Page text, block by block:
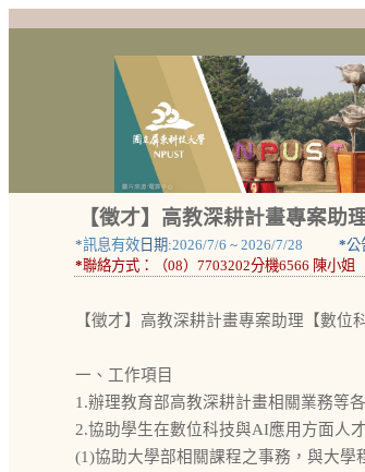
【徵才】高教深耕計畫專案
*訊息有效日期:2026/7/6 ~ 2026/7/28 *公
*聯絡方式： （08）7703202分機6566 陳小姐
【徵才】高教深耕計畫專案助理【數
一、工作項目
1.辦理教育部高教深耕計畫相關業務等
2.協助學生在數位科技與AI應用方面人
(1)協助大學部相關課程之事務，與大學